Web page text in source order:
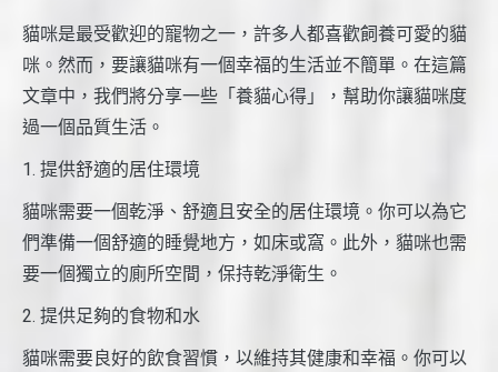
貓咪是最受歡迎的寵物之一，許多人都喜歡飼養可愛的貓
咪。然而，要讓貓咪有一個幸福的生活並不簡單。在這篇
文章中，我們將分享一些「養貓心得」，幫助你讓貓咪度
過一個品質生活。
1. 提供舒適的居住環境
貓咪需要一個乾淨、舒適且安全的居住環境。你可以為它
們準備一個舒適的睡覺地方，如床或窩。此外，貓咪也需
要一個獨立的廁所空間，保持乾淨衛生。
2. 提供足夠的食物和水
貓咪需要良好的飲食習慣，以維持其健康和幸福。你可以